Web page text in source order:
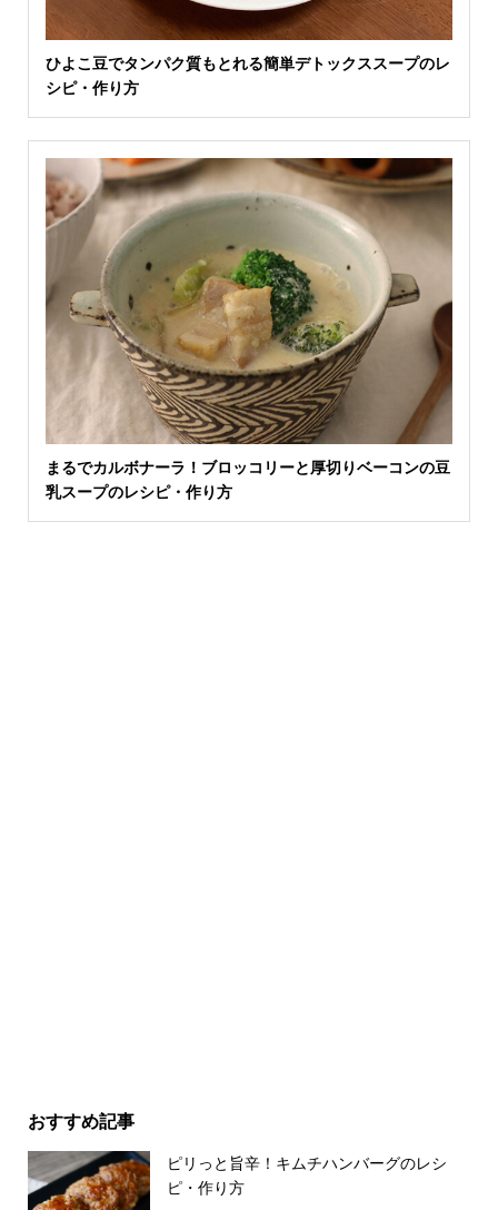
ひよこ豆でタンパク質もとれる簡単デトックススープのレ
シピ・作り方
まるでカルボナーラ！ブロッコリーと厚切りベーコンの豆
乳スープのレシピ・作り方
おすすめ記事
ピリっと旨辛！キムチハンバーグのレシ
ピ・作り方